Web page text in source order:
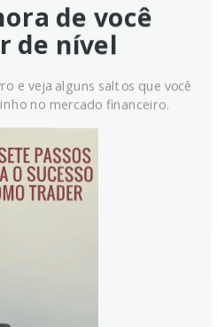
está preparado para
a quaisquer
iene. A declaração surge
com a
no mercado
de você
de nível
e veja alguns saltos que você
no mercado financeiro.